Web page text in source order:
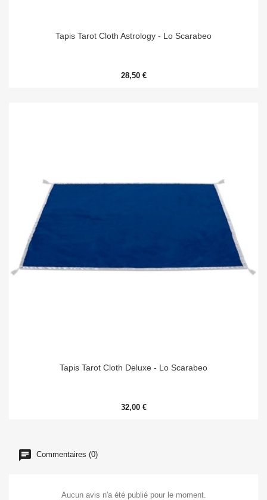
Tapis Tarot Cloth Astrology - Lo Scarabeo
28,50 €
Tapis Tarot Cloth Deluxe - Lo Scarabeo
32,00 €
Commentaires (0)
Aucun avis n'a été publié pour le moment.